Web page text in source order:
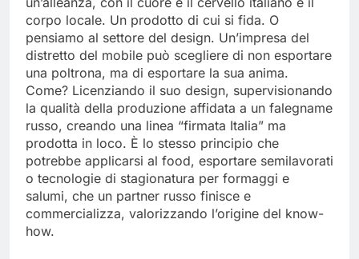
corpo locale. Un prodotto di cui si fida. O
pensiamo al settore del design. Un’impresa del
distretto del mobile può scegliere di non esportare
una poltrona, ma di esportare la sua anima.
Come? Licenziando il suo design, supervisionando
la qualità della produzione affidata a un falegname
russo, creando una linea “firmata Italia” ma
prodotta in loco. È lo stesso principio che
potrebbe applicarsi al food, esportare semilavorati
o tecnologie di stagionatura per formaggi e
salumi, che un partner russo finisce e
commercializza, valorizzando l’origine del know-
how.